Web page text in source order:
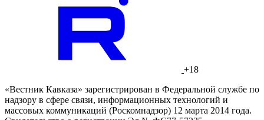
+18
«Вестник Кавказа» зарегистрирован в Федеральной службе по
надзору в сфере связи, информационных технологий и
массовых коммуникаций (Роскомнадзор) 12 марта 2014 года.